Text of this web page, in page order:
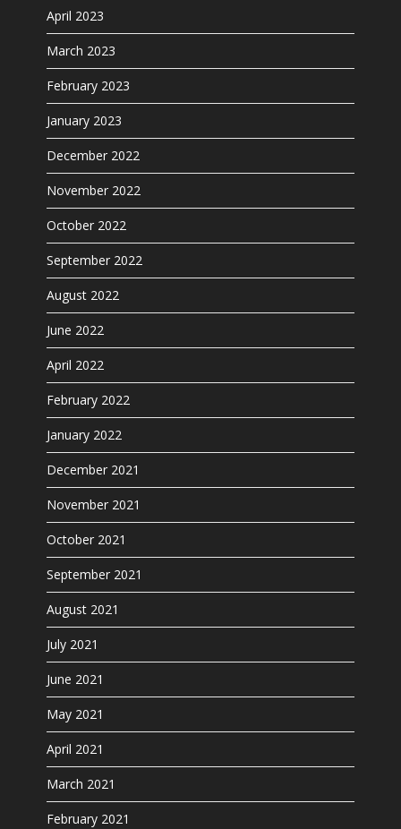
April 2023
March 2023
February 2023
January 2023
December 2022
November 2022
October 2022
September 2022
August 2022
June 2022
April 2022
February 2022
January 2022
December 2021
November 2021
October 2021
September 2021
August 2021
July 2021
June 2021
May 2021
April 2021
March 2021
February 2021